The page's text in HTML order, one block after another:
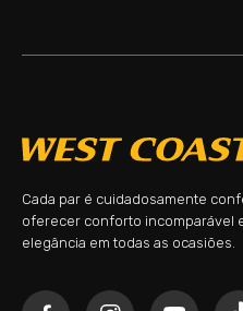
Cada par é cuidadosamente
oferecer conforto incomparável
elegância em todas as ocasiões.